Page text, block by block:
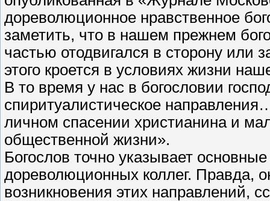
дореволюционное нравственное
заметить, что в нашем прежнем
частью отодвигался в сторону или
этого кроется в условиях жизни
В то время у нас в богословии
спиритуалистическое
личном спасении христианина и
общественной жизни».
Богослов точно указывает
дореволюционных коллег. Правда,
возникновения этих направлений,